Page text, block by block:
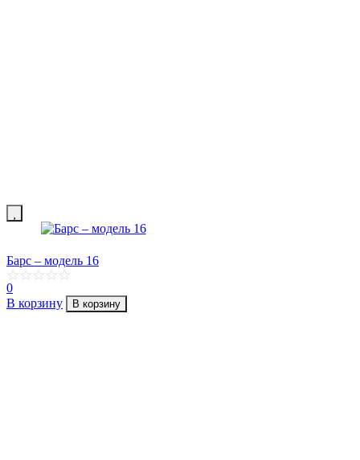
Барс – модель 16
0
В корзину
В корзину